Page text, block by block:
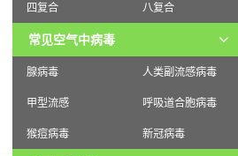
四复合 八复合
常见空气中病毒
腺病毒 人类副流感病毒
甲型流感 呼吸道合胞病毒
猴痘病毒 新冠病毒